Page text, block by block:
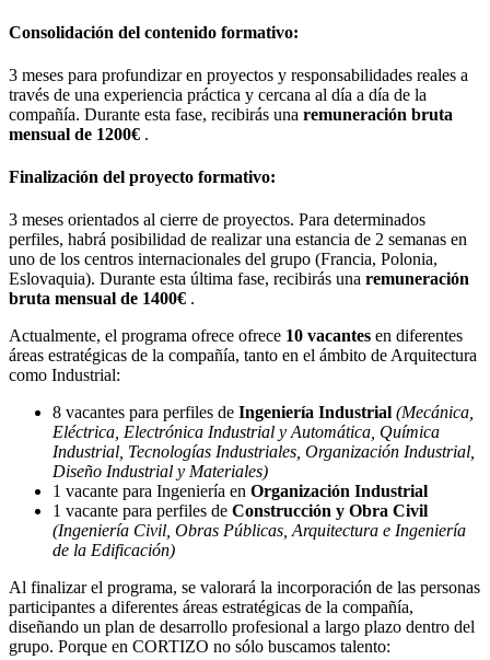
Consolidación del contenido formativo:
3 meses para profundizar en proyectos y responsabilidades reales a
través de una experiencia práctica y cercana al día a día de la
compañía. Durante esta fase, recibirás una remuneración bruta
mensual de 1200€ .
Finalización del proyecto formativo:
3 meses orientados al cierre de proyectos. Para determinados
perfiles, habrá posibilidad de realizar una estancia de 2 semanas en
uno de los centros internacionales del grupo (Francia, Polonia,
Eslovaquia). Durante esta última fase, recibirás una remuneración
bruta mensual de 1400€ .
Actualmente, el programa ofrece ofrece 10 vacantes en diferentes
áreas estratégicas de la compañía, tanto en el ámbito de Arquitectura
como Industrial:
8 vacantes para perfiles de Ingeniería Industrial (Mecánica,
Eléctrica, Electrónica Industrial y Automática, Química
Industrial, Tecnologías Industriales, Organización Industrial,
Diseño Industrial y Materiales)
1 vacante para Ingeniería en Organización Industrial
1 vacante para perfiles de Construcción y Obra Civil
(Ingeniería Civil, Obras Públicas, Arquitectura e Ingeniería
de la Edificación)
Al finalizar el programa, se valorará la incorporación de las personas
participantes a diferentes áreas estratégicas de la compañía,
diseñando un plan de desarrollo profesional a largo plazo dentro del
grupo. Porque en CORTIZO no sólo buscamos talento: